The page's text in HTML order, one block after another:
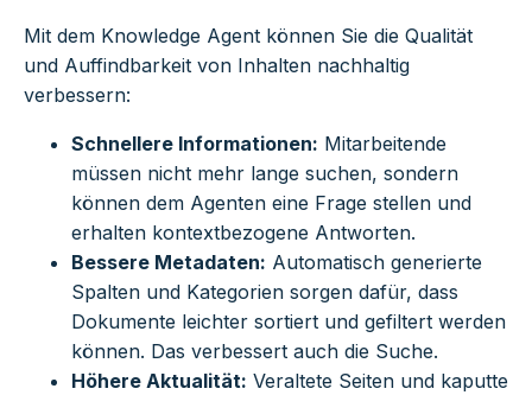
Mit dem Knowledge Agent können Sie die Qualität
und Auffindbarkeit von Inhalten nachhaltig
verbessern:
Schnellere Informationen: Mitarbeitende
müssen nicht mehr lange suchen, sondern
können dem Agenten eine Frage stellen und
erhalten kontextbezogene Antworten.
Bessere Metadaten: Automatisch generierte
Spalten und Kategorien sorgen dafür, dass
Dokumente leichter sortiert und gefiltert werden
können. Das verbessert auch die Suche.
Höhere Aktualität: Veraltete Seiten und kaputte